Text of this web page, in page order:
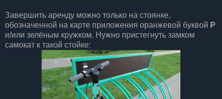
Завершить аренду можно только на стоянке,
обозначенной на карте приложения оранжевой буквой P
и/или зелёным кружком. Нужно пристегнуть замком
самокат к такой стойке: